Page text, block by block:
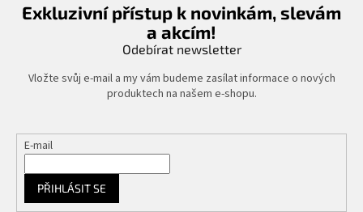
Exkluzivní přístup k novinkám, slevám
a akcím!
Odebírat newsletter
Vložte svůj e-mail a my vám budeme zasílat informace o nových
produktech na našem e-shopu.
E-mail
PŘIHLÁSIT SE